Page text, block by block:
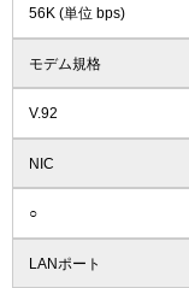
56K (単位 bps)
モデム規格
V.92
NIC
○
LANポート